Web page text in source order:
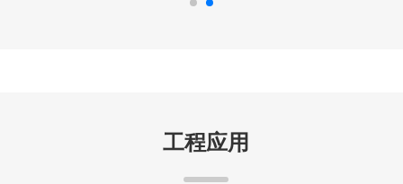
工程应用